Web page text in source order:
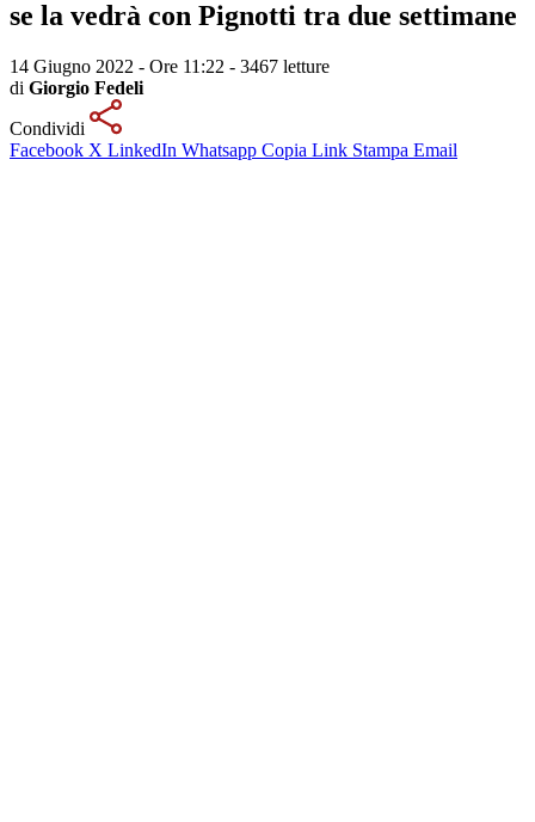
se la vedrà con Pignotti tra due settimane
14 Giugno 2022 - Ore 11:22 - 3467 letture
di Giorgio Fedeli
Condividi
Facebook X LinkedIn Whatsapp Copia Link Stampa Email